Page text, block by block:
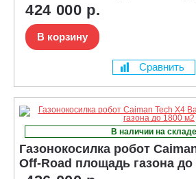
424 000 р.
В корзину
Сравнить
В наличии на складе
Газонокосилка робот
Off-Road площадь газона до